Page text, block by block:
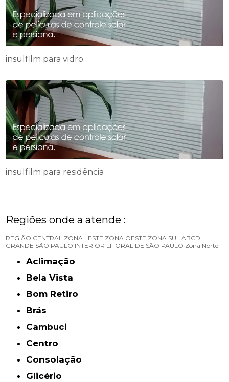
insulfilm para vidro
insulfilm para residência
Regiões onde a atende :
REGIÃO CENTRAL ZONA LESTE ZONA OESTE ZONA SUL ABCD
GRANDE SÃO PAULO INTERIOR LITORAL DE SÃO PAULO Zona Norte
Aclimação
Bela Vista
Bom Retiro
Brás
Cambuci
Centro
Consolação
Glicério